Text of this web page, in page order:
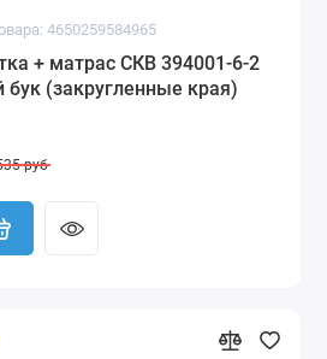
4650259584965
+ матрас СКВ 394001-6-2
(закругленные края)
руб